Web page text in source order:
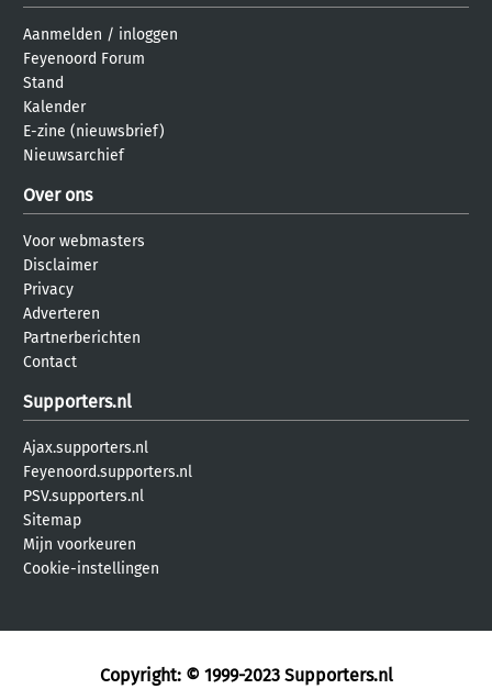
Aanmelden / inloggen
Feyenoord Forum
Stand
Kalender
E-zine (nieuwsbrief)
Nieuwsarchief
Over ons
Voor webmasters
Disclaimer
Privacy
Adverteren
Partnerberichten
Contact
Supporters.nl
Ajax.supporters.nl
Feyenoord.supporters.nl
PSV.supporters.nl
Sitemap
Mijn voorkeuren
Cookie-instellingen
Copyright: © 1999-2023 Supporters.nl